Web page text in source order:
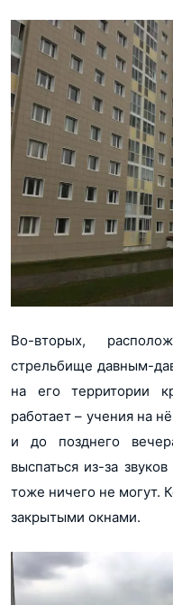
Во-вторых,
стрельбище давным-
на его территории
работает – учения на
и до позднего
выспаться из-за
тоже ничего не могут.
закрытыми окнами.